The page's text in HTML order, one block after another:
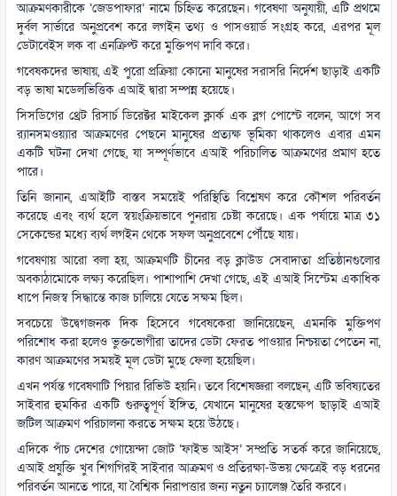
আক্রমণকারীকে ‘জেডপাফার’ নামে চিহ্নিত করেছেন। গবেষণা অনুযায়ী, এটি প্রথমে
দুর্বল সার্ভারে অনুপ্রবেশ করে লগইন তথ্য ও পাসওয়ার্ড সংগ্রহ করে, এরপর মূল
ডেটাবেইস লক বা এনক্রিপ্ট করে মুক্তিপণ দাবি করে।
গবেষকদের ভাষায়, এই পুরো প্রক্রিয়া কোনো মানুষের সরাসরি নির্দেশ ছাড়াই একটি
বড় ভাষা মডেলভিত্তিক এআই দ্বারা সম্পন্ন হয়েছে।
সিসডিগের থ্রেট রিসার্চ ডিরেক্টর মাইকেল ক্লার্ক এক ব্লগ পোস্টে বলেন, আগে সব
র‌্যানসমওয়্যার আক্রমণের পেছনে মানুষের প্রত্যক্ষ ভূমিকা থাকলেও এবার এমন
একটি ঘটনা দেখা গেছে, যা সম্পূর্ণভাবে এআই পরিচালিত আক্রমণের প্রমাণ হতে
পারে।
তিনি জানান, এআইটি বাস্তব সময়েই পরিস্থিতি বিশ্লেষণ করে কৌশল পরিবর্তন
করেছে এবং ব্যর্থ হলে স্বয়ংক্রিয়ভাবে পুনরায় চেষ্টা করেছে। এক পর্যায়ে মাত্র ৩১
সেকেন্ডের মধ্যে ব্যর্থ লগইন থেকে সফল অনুপ্রবেশে পৌঁছে যায়।
গবেষণায় আরো বলা হয়, আক্রমণটি চীনের বড় ক্লাউড সেবাদাতা প্রতিষ্ঠানগুলোর
অবকাঠামোকে লক্ষ্য করেছিল। পাশাপাশি দেখা গেছে, এই এআই সিস্টেম একাধিক
ধাপে নিজস্ব সিদ্ধান্তে কাজ চালিয়ে যেতে সক্ষম ছিল।
সবচেয়ে উদ্বেগজনক দিক হিসেবে গবেষকেরা জানিয়েছেন, এমনকি মুক্তিপণ
পরিশোধ করা হলেও ভুক্তভোগীরা তাদের ডেটা ফেরত পাওয়ার নিশ্চয়তা পেতেন না,
কারণ আক্রমণের সময়ই মূল ডেটা মুছে ফেলা হয়েছিল।
এখন পর্যন্ত গবেষণাটি পিয়ার রিভিউ হয়নি। তবে বিশেষজ্ঞরা বলছেন, এটি ভবিষ্যতের
সাইবার হুমকির একটি গুরুত্বপূর্ণ ইঙ্গিত, যেখানে মানুষের হস্তক্ষেপ ছাড়াই এআই
জটিল আক্রমণ পরিচালনা করতে সক্ষম হয়ে উঠছে।
এদিকে পাঁচ দেশের গোয়েন্দা জোট ‘ফাইভ আইস’ সম্প্রতি সতর্ক করে জানিয়েছে,
এআই প্রযুক্তি খুব শিগগিরই সাইবার আক্রমণ ও প্রতিরক্ষা-উভয় ক্ষেত্রেই বড় ধরনের
পরিবর্তন আনতে পারে, যা বৈশ্বিক নিরাপত্তার জন্য নতুন চ্যালেঞ্জ তৈরি করবে।